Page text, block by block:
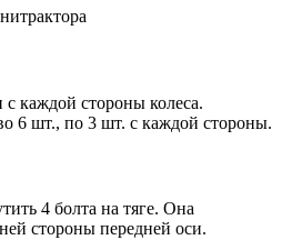
с каждой стороны колеса.
6 шт., по 3 шт. с каждой стороны.
4 болта на тяге. Она
стороны передней оси.